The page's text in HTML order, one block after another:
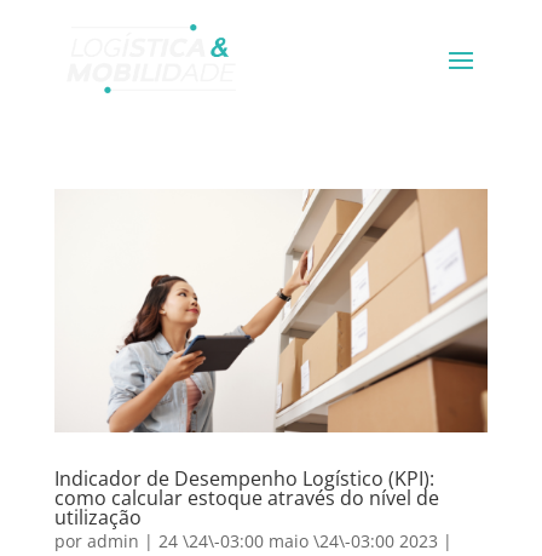
Indicador de Desempenho Logístico (KPI):
como calcular estoque através do nível de
utilização
por admin | 24 \24\-03:00 maio \24\-03:00 2023 |